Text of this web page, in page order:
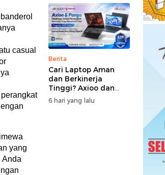
casual
yang
Anda
Berita
Cari Laptop Aman
dan Berkinerja
Tinggi? Axioo dan
Pongo Punya Solusi
dengan Garansi
6 hari yang lalu